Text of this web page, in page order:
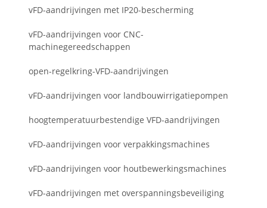
vFD-aandrijvingen met IP20-bescherming
vFD-aandrijvingen voor CNC-
machinegereedschappen
open-regelkring-VFD-aandrijvingen
vFD-aandrijvingen voor landbouwirrigatiepompen
hoogtemperatuurbestendige VFD-aandrijvingen
vFD-aandrijvingen voor verpakkingsmachines
vFD-aandrijvingen voor houtbewerkingsmachines
vFD-aandrijvingen met overspanningsbeveiliging